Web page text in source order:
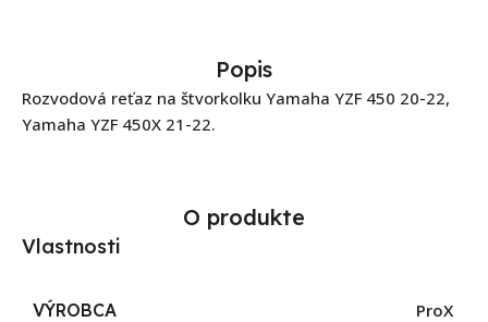
Popis
Rozvodová reťaz na štvorkolku Yamaha YZF 450 20-22,
Yamaha YZF 450X 21-22.
O produkte
Vlastnosti
VÝROBCA ProX